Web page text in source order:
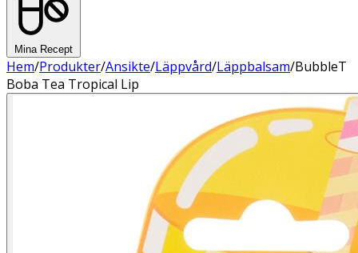
Mina Recept
Hem/Produkter/Ansikte/Läppvård/Läppbalsam/BubbleT
Boba Tea Tropical Lip